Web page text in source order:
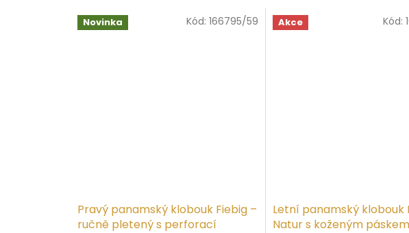
Novinka
Pravý panamský klobouk Fiebig –
ručně pletený s perforací
Kód: 166795/59 Akce
Letní panamský klobouk
Natur s koženým
Kód: